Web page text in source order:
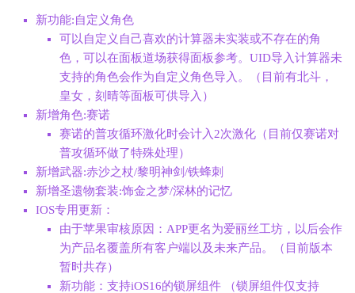
新功能:自定义角色
可以自定义自己喜欢的计算器未实装或不存在的角
色，可以在面板道场获得面板参考。UID导入计算器未
支持的角色会作为自定义角色导入。（目前有北斗，
皇女，刻晴等面板可供导入）
新增角色:赛诺
赛诺的普攻循环激化时会计入2次激化（目前仅赛诺对
普攻循环做了特殊处理）
新增武器:赤沙之杖/黎明神剑/铁蜂刺
新增圣遗物套装:饰金之梦/深林的记忆
IOS专用更新：
由于苹果审核原因：APP更名为爱丽丝工坊，以后会作
为产品名覆盖所有客户端以及未来产品。（目前版本
暂时共存）
新功能：支持iOS16的锁屏组件 （锁屏组件仅支持